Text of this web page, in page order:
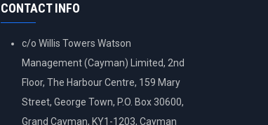
CONTACT INFO
c/o Willis Towers Watson
Management (Cayman) Limited, 2nd
Floor, The Harbour Centre, 159 Mary
Street, George Town, P.O. Box 30600,
Grand Cayman, KY1-1203, Cayman